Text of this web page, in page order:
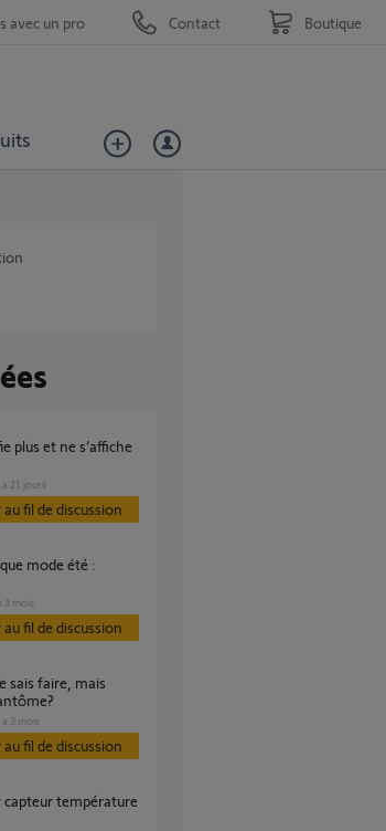
avec un pro Contact Boutique
a 21 jours
fil de discussion
3 mois
fil de discussion
a 3 mois
fil de discussion